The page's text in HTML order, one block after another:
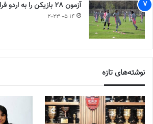
آزمون 28 بازیکن را به اردو فرا خواند
2023-05-14
نوشته‌های تازه